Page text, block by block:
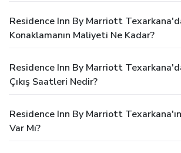
Residence Inn By Marriott
Konaklamanın Maliyeti Ne Kadar?
Residence Inn By Marriott
Çıkış Saatleri Nedir?
Residence Inn By Marriott
Var Mı?